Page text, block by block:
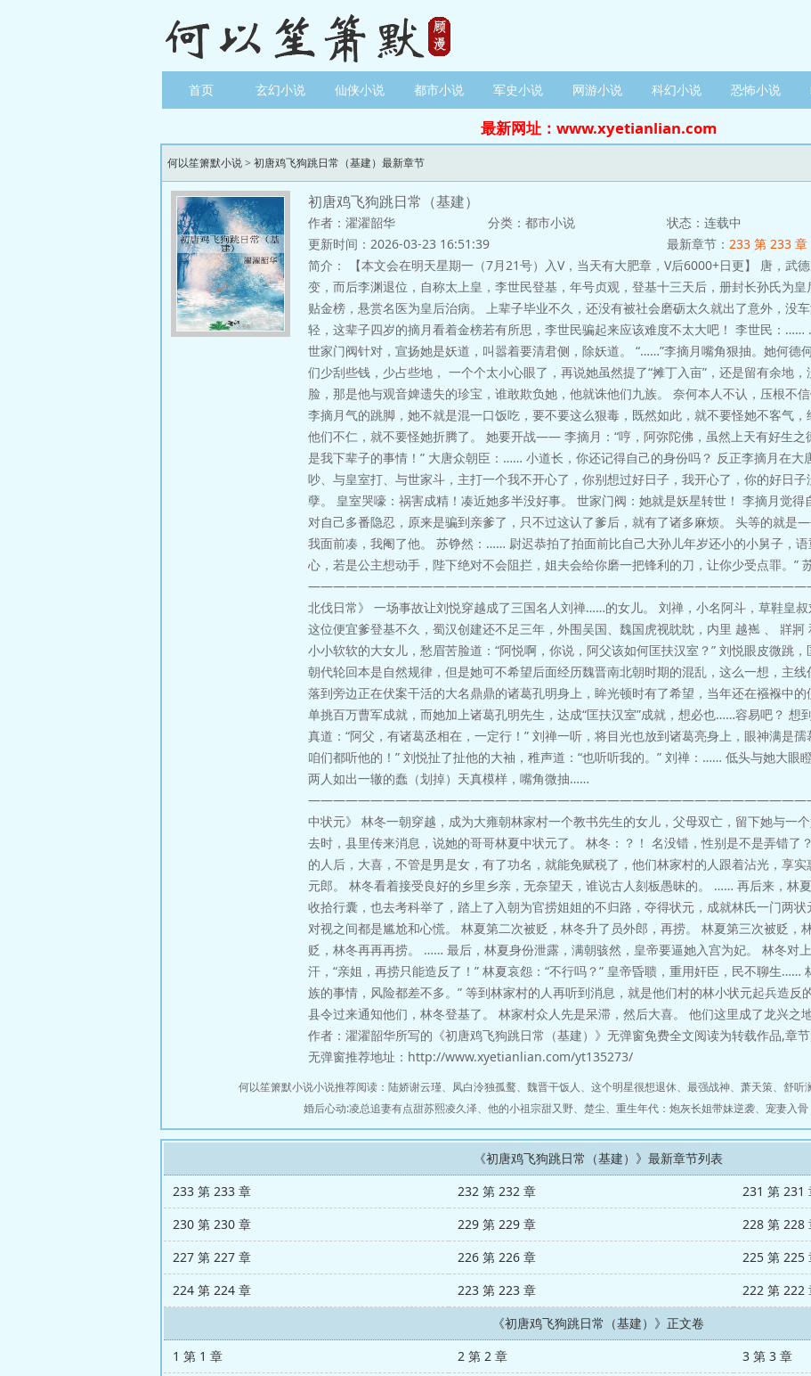
首页 玄幻小说 仙侠小说 都市小说 军史小说 网游小说 科幻小说 恐怖小说
最新网址：www.xyetianlian.com
何以笙箫默小说> 初唐鸡飞狗跳日常（基建）最新章节
初唐鸡飞狗跳日常（基建）
作者：濯濯韶华 分类：都市小说 状态：连载中
更新时间：2026-03-23 16:51:39
最新章节： 233 第 233 章
简介：
【本文会在明天星期一（7月21号）入V，当天有大肥章，V后6000+日更】 唐，武
变，而后李渊退位，自称太上皇，李世民登基，年号贞观，登基十三天后，册封长孙氏为
贴金榜，悬赏名医为皇后治病。 上辈子毕业不久，还没有被社会磨砺太久就出了意外，没
轻，这辈子四岁的摘月看着金榜若有所思，李世民骗起来应该难度不太大吧！ 李世民：
世家门阀针对，宣扬她是妖道，叫嚣着要清君侧，除妖道。 “……”李摘月嘴角狠抽。她何德
们少刮些钱，少占些地， 一个个太小心眼了，再说她虽然提了“摊丁入亩”，还是留有余地
脸，那是他与观音婢遗失的珍宝，谁敢欺负她，他就诛他们九族。 奈何本人不认，压根不
李摘月气的跳脚，她不就是混一口饭吃，要不要这么狠毒，既然如此，就不要怪她不客气
他们不仁，就不要怪她折腾了。 她要开战—— 李摘月：“哼，阿弥陀佛，虽然上天有好生之
是我下辈子的事情！” 大唐众朝臣：…… 小道长，你还记得自己的身份吗？ 反正李摘月在大
吵、与皇室打、与世家斗，主打一个我不开心了，你别想过好日子，我开心了，你的好日
孽。 皇室哭嚎：祸害成精！凑近她多半没好事。 世家门阀：她就是妖星转世！ 李摘月觉
对自己多番隐忍，原来是骗到亲爹了，只不过这认了爹后，就有了诸多麻烦。 头等的就
我面前凑，我阉了他。 苏铮然：…… 尉迟恭拍了拍面前比自己大孙儿年岁还小的小舅子，
心，若是公主想动手，陛下绝对不会阻拦，姐夫会给你磨一把锋利的刀，让你少受点罪。”
北伐日常》 一场事故让刘悦穿越成了三国名人刘禅……的女儿。 刘禅，小名阿斗，草鞋皇
这位便宜爹登基不久，蜀汉创建还不足三年，外围吴国、魏国虎视眈眈，内里 越嶲 、 牂
小小软软的大女儿，愁眉苦脸道：“阿悦啊，你说，阿父该如何匡扶汉室？” 刘悦眼皮微跳
朝代轮回本是自然规律，但是她可不希望后面经历魏晋南北朝时期的混乱，这么一想，主
落到旁边正在伏案干活的大名鼎鼎的诸葛孔明身上，眸光顿时有了希望，当年还在襁褓中
单挑百万曹军成就，而她加上诸葛孔明先生，达成“匡扶汉室”成就，想必也……容易吧？ 想
真道：“阿父，有诸葛丞相在，一定行！” 刘禅一听，将目光也放到诸葛亮身上，眼神满是孺
咱们都听他的！” 刘悦扯了扯他的大袖，稚声道：“也听听我的。” 刘禅：…… 低头与她大眼
两人如出一辙的蠢（划掉）天真模样，嘴角微抽……
中状元》 林冬一朝穿越，成为大雍朝林家村一个教书先生的女儿，父母双亡，留下她与一
去时，县里传来消息，说她的哥哥林夏中状元了。 林冬：？！ 名没错，性别是不是弄错了
的人后，大喜，不管是男是女，有了功名，就能免赋税了，他们林家村的人跟着沾光，享
元郎。 林冬看着接受良好的乡里乡亲，无奈望天，谁说古人刻板愚昧的。 …… 再后来，林
收拾行囊，也去考科举了，踏上了入朝为官捞姐姐的不归路，夺得状元，成就林氏一门两
对视之间都是尴尬和心慌。 林夏第二次被贬，林冬升了员外郎，再捞。 林夏第三次被贬，
贬，林冬再再再捞。 …… 最后，林夏身份泄露，满朝骇然，皇帝要逼她入宫为妃。 林冬对
汗，“亲姐，再捞只能造反了！” 林夏哀怨：“不行吗？” 皇帝昏聩，重用奸臣，民不聊生
族的事情，风险都差不多。” 等到林家村的人再听到消息，就是他们村的林小状元起兵造反
县令过来通知他们，林冬登基了。 林家村众人先是呆滞，然后大喜。 他们这里成了龙兴之
作者：濯濯韶华所写的《初唐鸡飞狗跳日常（基建）》无弹窗免费全文阅读为转载作品,章节
无弹窗推荐地址：http://www.xyetianlian.com/yt135273/
何以笙箫默小说小说推荐阅读： 陆娇谢云瑾、 凤白泠独孤鹜、 魏晋干饭人、 这个明星很想退休、 最强战神、 萧天策、 舒听
婚后心动:凌总追妻有点甜苏熙凌久泽、 他的小祖宗甜又野、 楚尘、 重生年代：炮灰长姐带妹逆袭、 宠妻入
《初唐鸡飞狗跳日常（基建）》最新章节列表
233 第 233 章
232 第 232 章
231 第 231
230 第 230 章
229 第 229 章
228 第 228
227 第 227 章
226 第 226 章
225 第 225
224 第 224 章
223 第 223 章
222 第 222
《初唐鸡飞狗跳日常（基建）》正文卷
1 第 1 章
2 第 2 章
3 第 3 章